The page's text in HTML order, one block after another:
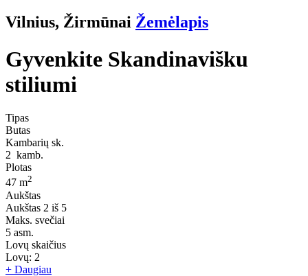
Vilnius, Žirmūnai Žemėlapis
Gyvenkite Skandinavišku
stiliumi
Tipas
Butas
Kambarių sk.
2 kamb.
Plotas
47 m2
Aukštas
Aukštas 2 iš 5
Maks. svečiai
5 asm.
Lovų skaičius
Lovų: 2
+ Daugiau